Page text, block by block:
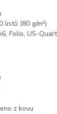
listů (80 g/m²)
Folio, US-
z kovu